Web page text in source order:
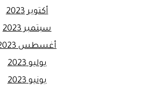
أكتوبر 2023
سبتمبر 2023
أغسطس 2023
يوليو 2023
يونيو 2023